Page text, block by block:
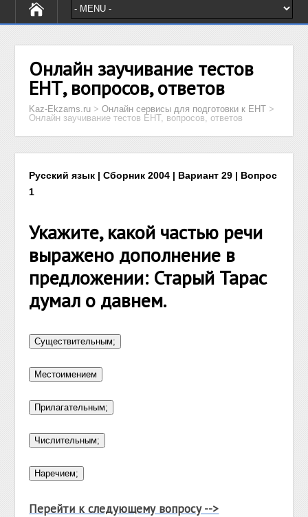
Онлайн заучивание тестов
ЕНТ, вопросов, ответов
Kaz-Ekzams.ru >Онлайн сервисы для подготовки к ЕНТ >
Онлайн заучивание тестов ЕНТ, вопросов, ответов
Русский язык | Сборник 2004 | Вариант 29 | Вопрос
1
Укажите, какой частью речи
выражено дополнение в
предложении: Старый Тарас
думал о давнем.
Перейти к следующему вопросу -->